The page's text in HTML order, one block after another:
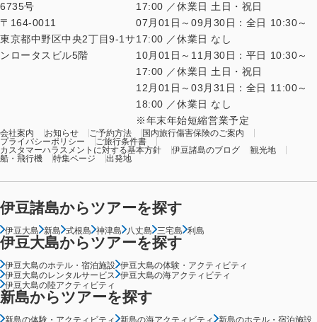
6735号
〒164-0011
東京都中野区中央2丁目9-1サ
ンロータスビル5階
17:00 ／休業日 土日・祝日
07月01日～09月30日：全日 10:30～
17:00 ／休業日 なし
10月01日～11月30日：平日 10:30～
17:00 ／休業日 土日・祝日
12月01日～03月31日：全日 11:00～
18:00 ／休業日 なし
年末年始短縮営業予定
会社案内 お知らせ ご予約方法
国内旅行傷害保険のご案内
プライバシーポリシー
ご旅行条件書
カスタマーハラスメントに対する基本方針
伊豆諸島のブログ
観光地
船・飛行機
特集ページ 出発地
伊豆諸島からツアーを探す
伊豆大島 新島 式根島 神津島 八丈島 三宅島 利島
伊豆大島からツアーを探す
伊豆大島のホテル・宿泊施設 伊豆大島の体験・アクティビティ
伊豆大島のレンタルサービス 伊豆大島の海アクティビティ
伊豆大島の陸アクティビティ
新島からツアーを探す
新島の体験・アクティビティ 新島の海アクティビティ 新島のホテル・宿泊施設